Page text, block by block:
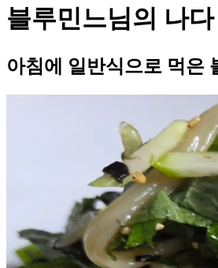
블루민느님의 나
아침에 일반식으로 먹은